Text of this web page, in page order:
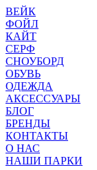
ВЕЙК
ФОЙЛ
КАЙТ
СЕРФ
СНОУБОРД
ОБУВЬ
ОДЕЖДА
АКСЕССУАРЫ
БЛОГ
БРЕНДЫ
КОНТАКТЫ
О НАС
НАШИ ПАРКИ